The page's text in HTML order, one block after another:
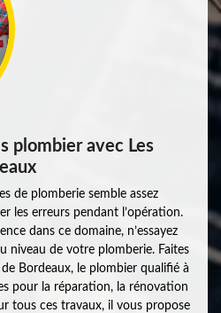
plombier avec Les
de plomberie semble assez
les erreurs pendant l’opération.
dans ce domaine, n’essayez
niveau de votre plomberie. Faites
Bordeaux, le plombier qualifié à
pour la réparation, la rénovation
tous ces travaux, il vous propose